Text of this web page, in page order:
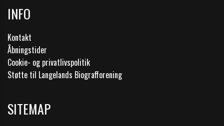
INFO
Kontakt
Åbningstider
Cookie- og privatlivspolitik
Støtte til Langelands Biografforening
SITEMAP